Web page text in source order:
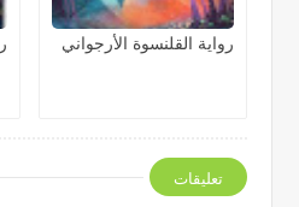
رواية القلنسوة الأرجواني
تعليقات